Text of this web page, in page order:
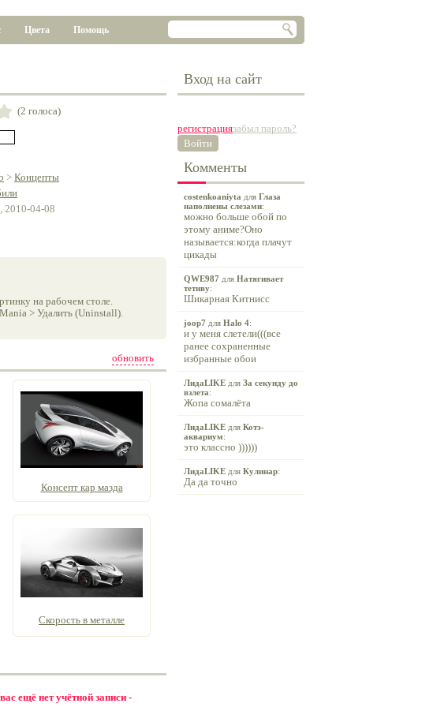
Цвета Помощь
(2 голоса)
> Концепты
, 2010-04-08
на рабочем столе.
> Удалить (Uninstall).
обновить
Консепт кар мазда
Скорость в металле
ещё нет учётной записи -
Вход на сайт
регистрациязабыл пароль?
Войти
Комменты
costenkoaniyta для Глаза
наполнены слезами:
можно больше обой по
этому аниме?Оно
называется:когда плачут
цикады
QWE987 для Натягивает
тетиву:
Шикарная Китнисс
joop7 для Halo 4:
и у меня слетели(((все
ранее сохраненные
избранные обои
ЛидаLIKE для За секунду до
взлета:
Жопа сомалёта
ЛидаLIKE для Котэ-
аквариум:
это классно ))))))
ЛидаLIKE для Кулинар:
Да да точно